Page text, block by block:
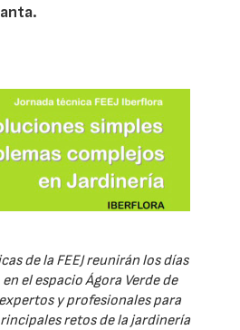
de la FEEJ reunirán los días
el espacio Ágora Verde de
y profesionales para
retos de la jardinería